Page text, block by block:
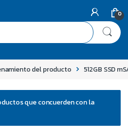
0
del producto 512GB SSD
que concuerden con la